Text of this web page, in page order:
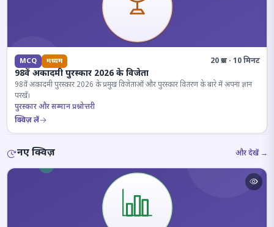
MCQ मध्यम 20 प्रश्न · 10 मिनट
98वें अकादमी पुरस्कार 2026 के विजेता
98वें अकादमी पुरस्कार 2026 के प्रमुख विजेताओं और पुरस्कार वितरण के बारे में अपना ज्ञान
परखें।
पुरस्कार और सम्मान प्रश्नोत्तरी
क्विज़ लें
नए क्विज़ और देखें →